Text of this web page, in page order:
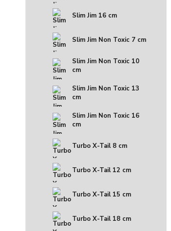
Slim Jim 16 cm
Slim Jim Non Toxic 7 cm
Slim Jim Non Toxic 10
cm
Slim Jim Non Toxic 13
cm
Slim Jim Non Toxic 16
cm
Turbo X-Tail 8 cm
Turbo X-Tail 12 cm
Turbo X-Tail 15 cm
Turbo X-Tail 18 cm